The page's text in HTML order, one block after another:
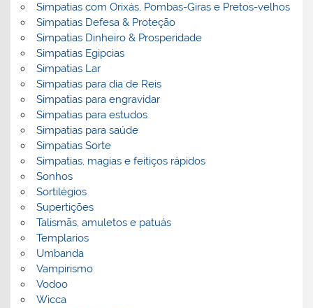
Simpatias com Orixás, Pombas-Giras e Pretos-velhos
Simpatias Defesa & Proteção
Simpatias Dinheiro & Prosperidade
Simpatias Egipcias
Simpatias Lar
Simpatias para dia de Reis
Simpatias para engravidar
Simpatias para estudos
Simpatias para saúde
Simpatias Sorte
Simpatias, magias e feitiços rápidos
Sonhos
Sortilégios
Supertições
Talismãs, amuletos e patuás
Templarios
Umbanda
Vampirismo
Vodoo
Wicca